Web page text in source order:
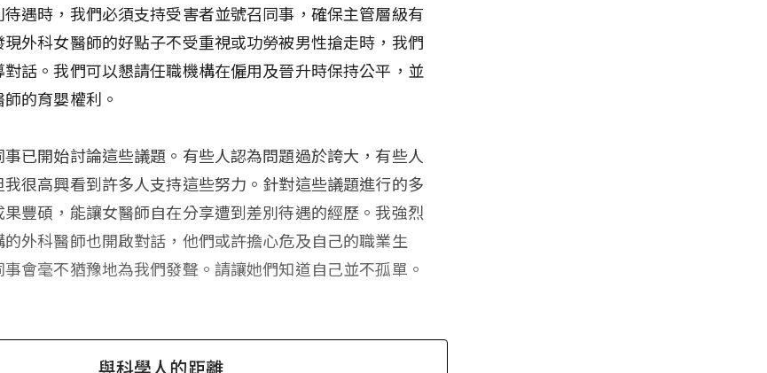
待遇時，我們必須支持受害者並號召同事，確保主管層級有
外科女醫師的好點子不受重視或功勞被男性搶走時，我們
話。我們可以懇請任職機構在僱用及晉升時保持公平，並
的育嬰權利。
已開始討論這些議題。有些人認為問題過於誇大，有些人
很高興看到許多人支持這些努力。針對這些議題進行的多
豐碩，能讓女醫師自在分享遭到差別待遇的經歷。我強烈
外科醫師也開啟對話，他們或許擔心危及自己的職業生
會毫不猶豫地為我們發聲。請讓她們知道自己並不孤單。
與科學人的距離